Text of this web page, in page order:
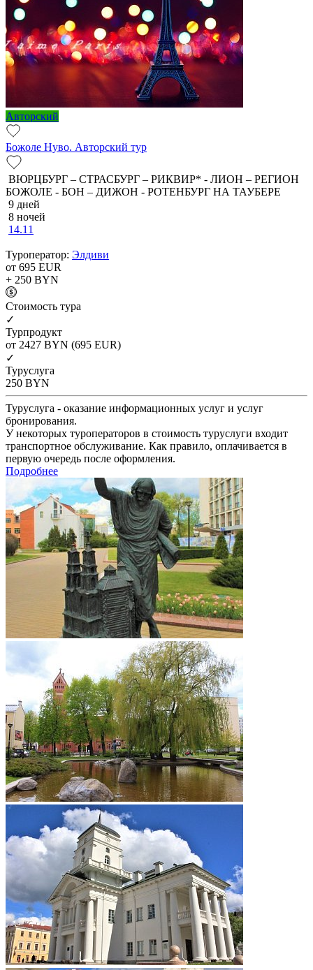
Авторский
Божоле Нуво. Авторский тур
ВЮРЦБУРГ – СТРАСБУРГ – РИКВИР* - ЛИОН – РЕГИОН
БОЖОЛЕ - БОН – ДИЖОН - РОТЕНБУРГ НА ТАУБЕРЕ
9 дней
8 ночей
14.11
Туроператор: Элдиви
от 695 EUR
+ 250 BYN
Cтоимость тура
✓
Турпродукт
от 2427 BYN (695 EUR)
✓
Туруслуга
250 BYN
Туруслуга - оказание информационных услуг и услуг
бронирования.
У некоторых туроператоров в стоимость туруслуги входит
транспортное обслуживание. Как правило, оплачивается в
первую очередь после оформления.
Подробнее